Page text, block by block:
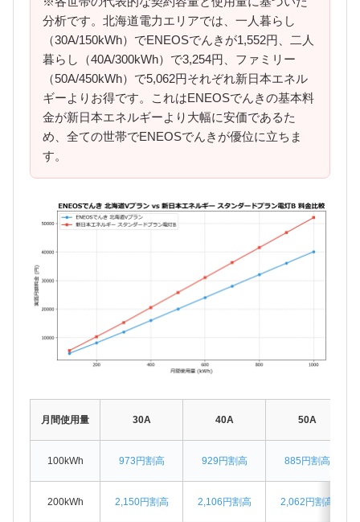
分析です。北海道電力エリアでは、一人暮らし
（30A/150kWh）でENEOSでんきが1,552円、二人
暮らし（40A/300kWh）で3,254円、ファミリー
（50A/450kWh）で5,062円それぞれ新日本エネル
ギーよりお得です。これはENEOSでんきの基本料
金が新日本エネルギーより大幅に安価であるた
め、全ての世帯でENEOSでんきが優位に立ちま
す。
月間使用量 30A 40A 50A
100kWh 973円割高 929円割高 885円割高
200kWh 2,150円割高 2,106円割高 2,062円割高